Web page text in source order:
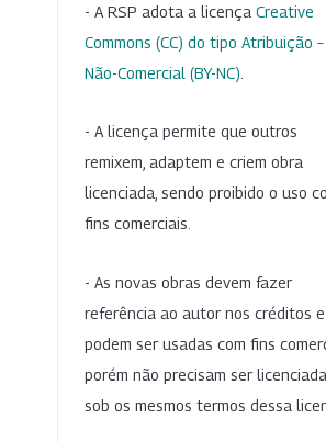
- A RSP adota a licença Creative
Commons (CC) do tipo Atribuição –
Não-Comercial (BY-NC)
- A licença permite que outros
remixem, adaptem e criem obra
licenciada, sendo proibido o uso
fins comerciais.
- As novas obras devem fazer
referência ao autor nos créditos
podem ser usadas com fins
porém não precisam ser
sob os mesmos termos dessa